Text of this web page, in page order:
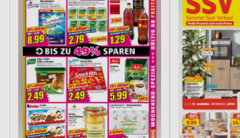
Performance
Funktional
Werbung